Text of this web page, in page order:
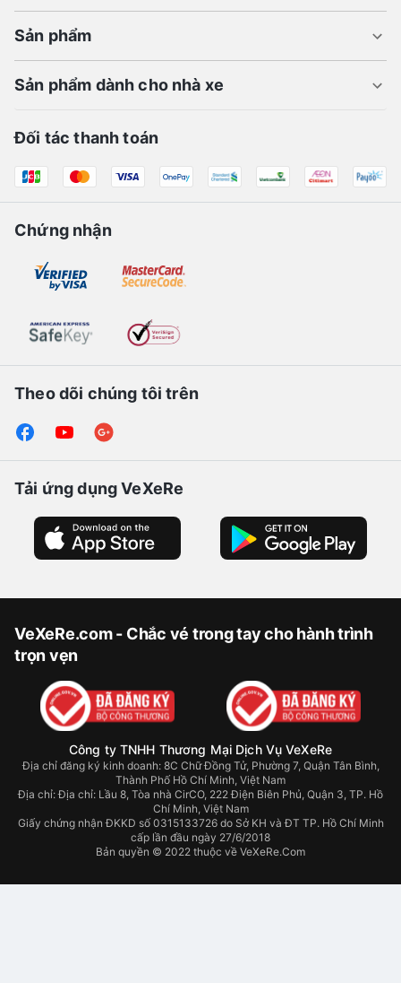
Sản phẩm
Sản phẩm dành cho nhà xe
Đối tác thanh toán
Chứng nhận
Theo dõi chúng tôi trên
Tải ứng dụng VeXeRe
VeXeRe.com - Chắc vé trong tay cho hành trình
trọn vẹn
Công ty TNHH Thương Mại Dịch Vụ VeXeRe
Địa chỉ đăng ký kinh doanh: 8C Chữ Đồng Tử, Phường 7, Quận Tân Bình,
Thành Phố Hồ Chí Minh, Việt Nam
Địa chỉ:Địa chỉ: Lầu 8, Tòa nhà CirCO, 222 Điện Biên Phủ, Quận 3, TP. Hồ
Chí Minh, Việt Nam
Giấy chứng nhận ĐKKD số 0315133726 do Sở KH và ĐT TP. Hồ Chí Minh
cấp lần đầu ngày 27/6/2018
Bản quyền © 2022 thuộc về VeXeRe.Com